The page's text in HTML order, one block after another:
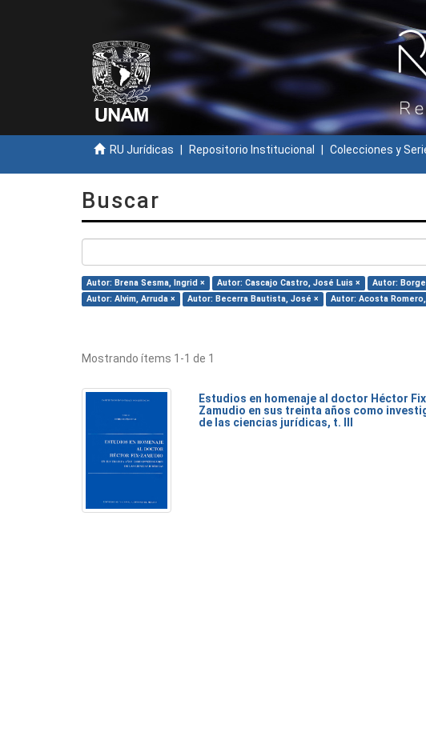
RU Jurídicas Repositorio Institucional Colecciones y
Buscar
Autor: Brena Sesma, Ingrid × Autor: Cascajo Castro, José Luis × Autor:
Autor: Alvim, Arruda ×
Autor: Becerra Bautista, José × Autor: Acosta
Mostrando ítems 1-1 de 1
Estudios en homenaje al doctor Héctor
Zamudio en sus treinta años como
de las ciencias jurídicas, t. III